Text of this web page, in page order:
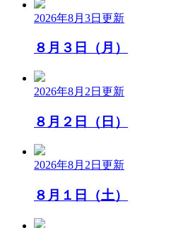
2026年8月3日 更新
８月３日（月）
2026年8月2日 更新
８月２日（日）
2026年8月2日 更新
８月１日（土）